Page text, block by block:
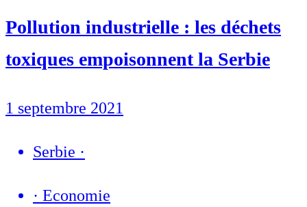
Pollution industrielle : les déchets
toxiques empoisonnent la Serbie
1 septembre 2021
Serbie ·
· Economie